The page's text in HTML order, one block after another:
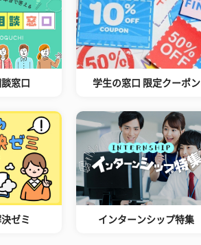
窓口 学生の窓口 限定クーポン
ゼミ インターンシップ特集